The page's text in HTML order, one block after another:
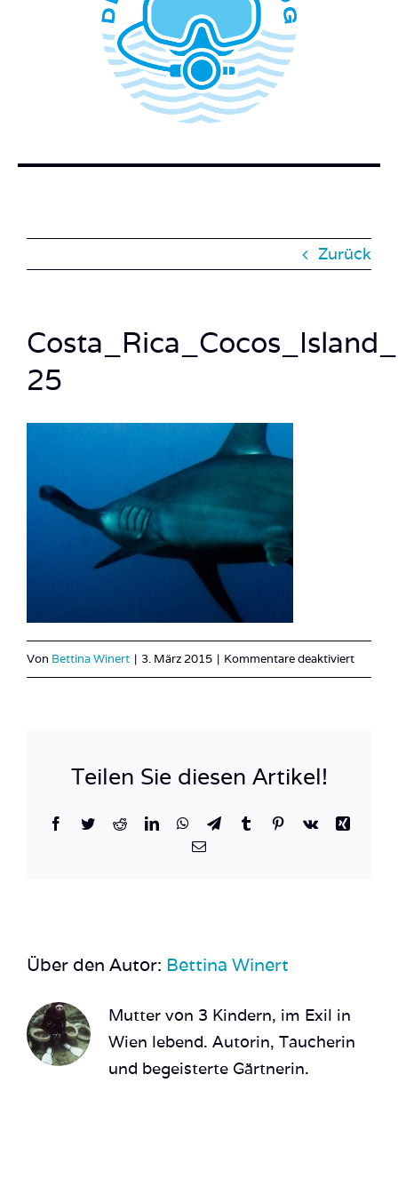
WER STECKT HINTER DEM TAUCHERBLOG?
BUCH BESTELLEN
Zurück
25
Von Bettina Winert | 3. März 2015 | Kommentare deaktiviertfür
Teilen Sie diesen Artikel!
Facebook
TwitterRedditLinkedInWhatsApp
TelegramTumblrPinterest
Vk
Xing
E-
Über den Autor: Bettina Winert
Mutter von 3 Kindern, im Exil in
Wien lebend. Autorin, Taucherin
und begeisterte Gärtnerin.